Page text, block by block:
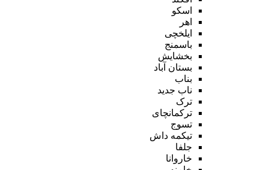
اسکو
اهر
ایلخچی
باسمنج
بخشایش
بستان آباد
بناب
ناب جدید
ترک
ترکمانچای
تسوج
تیکمه داش
جلفا
خاروانا